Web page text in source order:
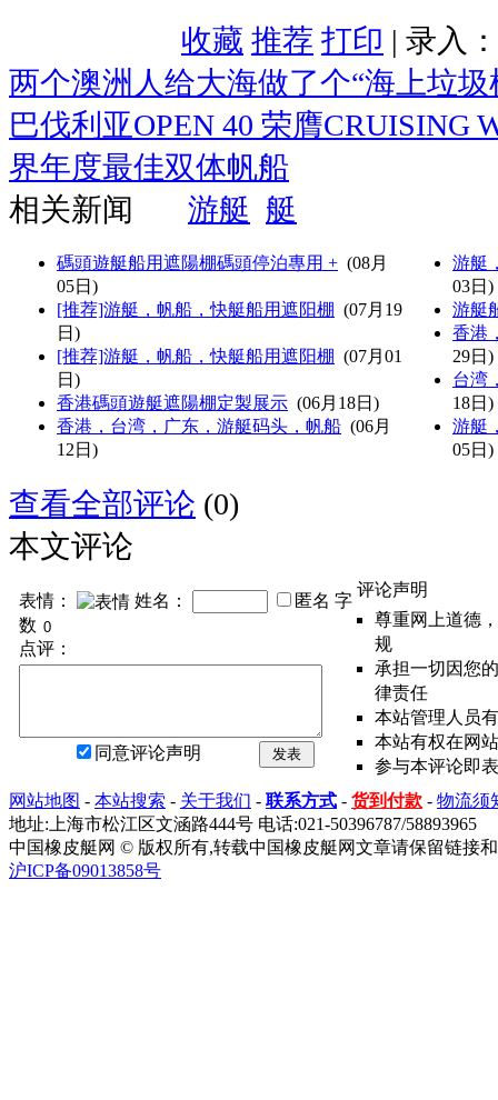
收藏 推荐 打印 | 录入：
两个澳洲人给大海做了个“海上垃圾
巴伐利亚OPEN 40 荣膺CRUISING
界年度最佳双体帆船
相关新闻
游艇 艇
碼頭遊艇船用遮陽棚碼頭停泊專用 + (08月
05日)
[推荐]游艇，帆船，快艇船用遮阳棚 (07月19
日)
[推荐]游艇，帆船，快艇船用遮阳棚 (07月01
日)
香港碼頭遊艇遮陽棚定製展示 (06月18日)
香港，台湾，广东，游艇码头，帆船 (06月
12日)
游艇
03日)
游艇
香港
29日)
台湾
18日)
游艇
05日)
查看全部评论 (0)
本文评论
表情： 姓名： 匿名 字
数
点评：
同意评论声明 发表
评论声明
尊重网上道德
规
承担一切因您
律责任
本站管理人员
本站有权在网
参与本评论即
网站地图 - 本站搜索 - 关于我们 - 联系方式 - 货到付款 - 物流须
地址:上海市松江区文涵路444号 电话:021-50396787/58893965
中国橡皮艇网 © 版权所有,转载中国橡皮艇网文章请保留链接
沪ICP备09013858号